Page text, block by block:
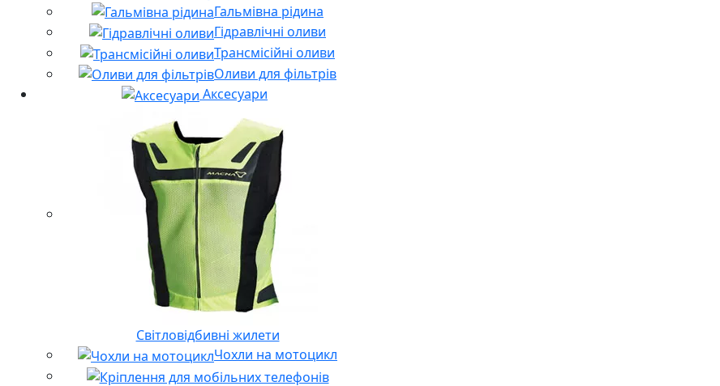
Гальмівна рідина
Гідравлічні оливи
Трансмісійні оливи
Оливи для фільтрів
Аксесуари
Світловідбивні жилети
Чохли на мотоцикл